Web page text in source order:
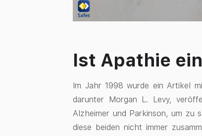
Ist Apathie
Im Jahr 1998 wurde ein Artikel
darunter Morgan L. Levy,
Alzheimer und Parkinson, um zu
diese beiden nicht immer